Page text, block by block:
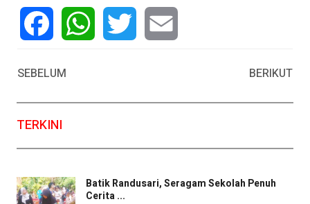
SEBELUM
BERIKUT
TERKINI
Batik Randusari, Seragam Sekolah Penuh
Cerita ...